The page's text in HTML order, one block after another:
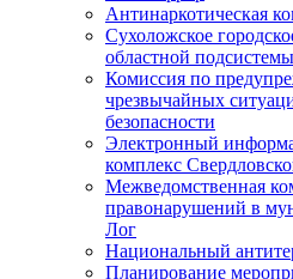
Антинаркотическая
Сухоложское
областной
Комиссия по
чрезвычайных
безопасности
Электронный
комплекс
Межведомственная
правонарушений в
Лог
Национальный
Планирование